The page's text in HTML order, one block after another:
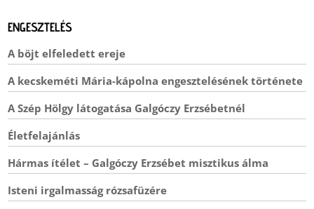
ENGESZTELÉS
A böjt elfeledett ereje
A kecskeméti Mária-kápolna engesztelésének története
A Szép Hölgy látogatása Galgóczy Erzsébetnél
Életfelajánlás
Hármas ítélet – Galgóczy Erzsébet misztikus álma
Isteni irgalmasság rózsafüzére